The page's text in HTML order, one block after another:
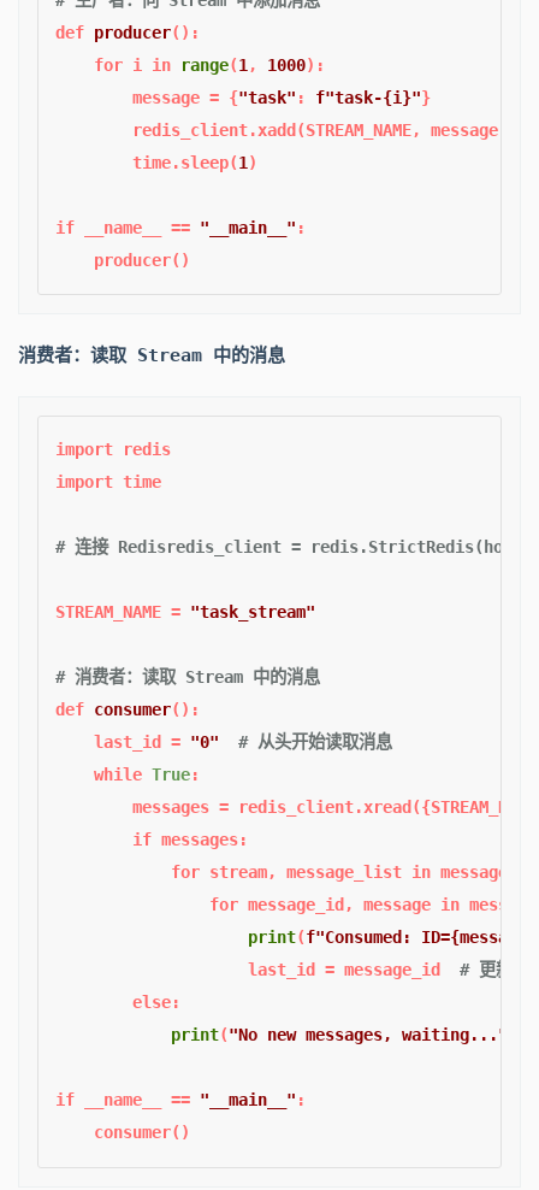
def producer():
for i in range(1 , 1000):
        message = {
"task" : f"task-{i}"}
        redis_client.xadd(STREAM_NAME, message)
        time.sleep(
1 )
if __name__ == "__main__" :
消费者：读取 Stream 中的消息
import
import time
# 连接 Redisredis_client =
STREAM_NAME = "task_stream"
# 消费者：读取 Stream 中的消息
def consumer():
    last_id =
"0"
# 从头开始读取消息
while True:
messages =
if messages:
for stream, message_list in
for message_id, message in
print(f"Consumed: ID=
                    last_id = message_id
# 更新
else:
print("No new messages, waiting..."
if __name__ == "__main__" :